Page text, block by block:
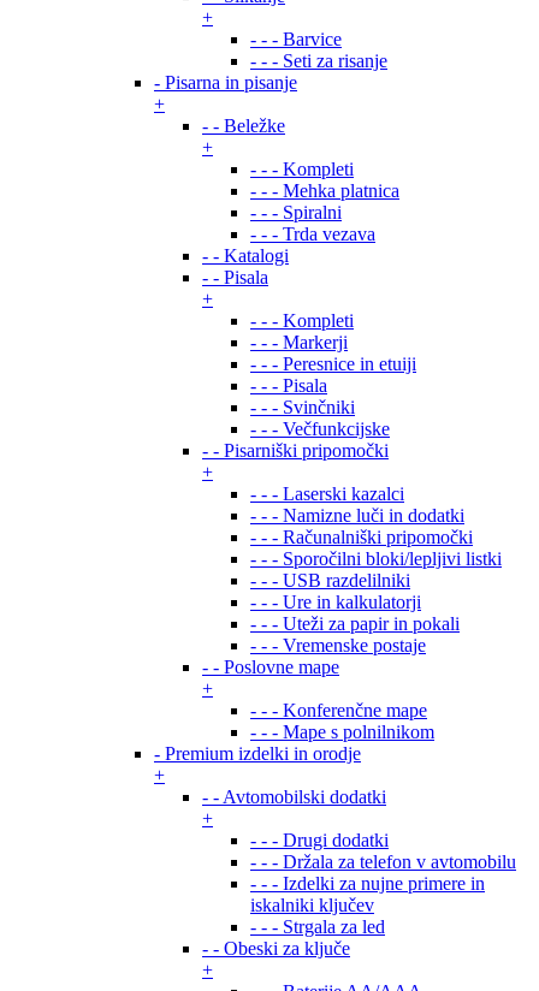
+
- - - Barvice
- - - Seti za risanje
- Pisarna in pisanje
+
- - Beležke
+
- - - Kompleti
- - - Mehka platnica
- - - Spiralni
- - - Trda vezava
- - Katalogi
- - Pisala
+
- - - Kompleti
- - - Markerji
- - - Peresnice in etuiji
- - - Pisala
- - - Svinčniki
- - - Večfunkcijske
- - Pisarniški pripomočki
+
- - - Laserski kazalci
- - - Namizne luči in dodatki
- - - Računalniški pripomočki
- - - Sporočilni bloki/lepljivi listki
- - - USB razdelilniki
- - - Ure in kalkulatorji
- - - Uteži za papir in pokali
- - - Vremenske postaje
- - Poslovne mape
+
- - - Konferenčne mape
- - - Mape s polnilnikom
- Premium izdelki in orodje
+
- - Avtomobilski dodatki
+
- - - Drugi dodatki
- - - Držala za telefon v avtomobilu
- - - Izdelki za nujne primere in
iskalniki ključev
- - - Strgala za led
- - Obeski za ključe
+